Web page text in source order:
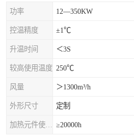
功率 12—350KW
控温精度 ±1℃
升温时间 ＜3S
较高使用温度 250℃
风量 ＞1300m³/h
外形尺寸 定制
≥20000h